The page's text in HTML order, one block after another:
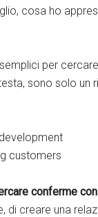
cosa ho
per
sono solo un
customers
conferme
di creare una